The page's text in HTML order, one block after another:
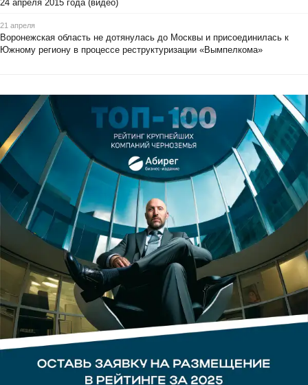
24 апреля 2015 года (видео)
21 апреля
Воронежская область не дотянулась до Москвы и присоединилась к
Южному региону в процессе реструктуризации «Вымпелкома»